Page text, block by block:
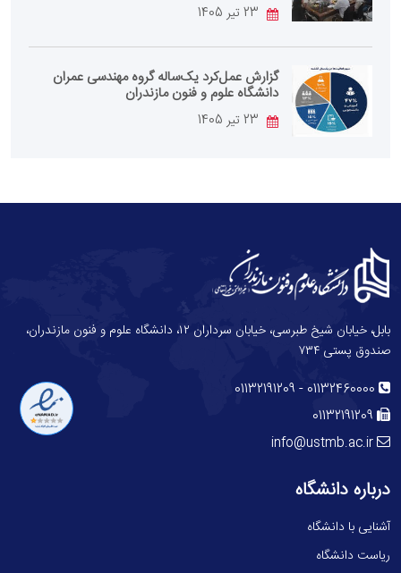
گزارش عمل‌کرد یک‌ساله گروه مهندسی عمران
دانشگاه علوم و فنون مازندران
بابل، خیابان شیخ طبرسی، خیابان سرداران ۱۲، دانشگاه علوم و فنون مازندران،
صندوق پستی ۷۳۴
01132460000
-
01132191209
01132191209
info@ustmb.ac.ir
درباره دانشگاه
آشنایی با دانشگاه
ریاست دانشگاه